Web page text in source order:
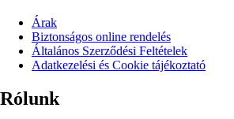
Árak
Biztonságos online rendelés
Általános Szerződési Feltételek
Adatkezelési és Cookie tájékoztató
Rólunk